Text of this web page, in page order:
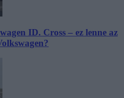
ID. Cross – ez lenne az